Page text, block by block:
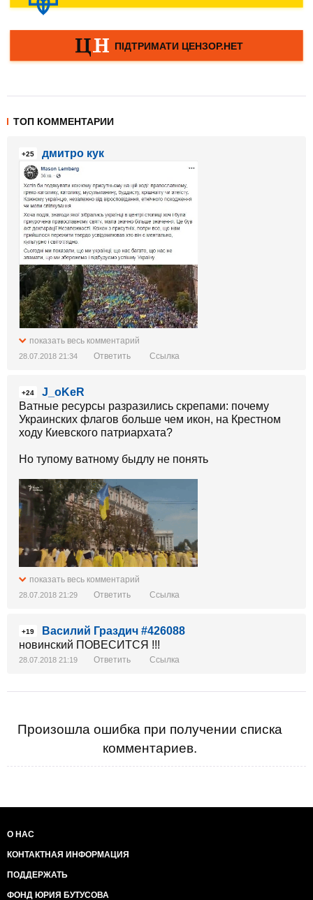
ТОП КОММЕНТАРИИ
+25 дмитро кук
показать весь комментарий
28.07.2018 21:34 Ответить Ссылка
+24
J_oKeR
Ватные ресурсы разразились скрепами: почему
Украинских флагов больше чем икон, на Крестном
ходу Киевского патриархата?
Но тупому ватному быдлу не понять
показать весь комментарий
28.07.2018 21:29 Ответить Ссылка
+19
Василий Граздич #426088
новинский ПОВЕСИТСЯ !!!
28.07.2018 21:19 Ответить Ссылка
Произошла ошибка при получении списка
комментариев.
О НАС
КОНТАКТНАЯ ИНФОРМАЦИЯ
ПОДДЕРЖАТЬ
ФОНД ЮРИЯ БУТУСОВА